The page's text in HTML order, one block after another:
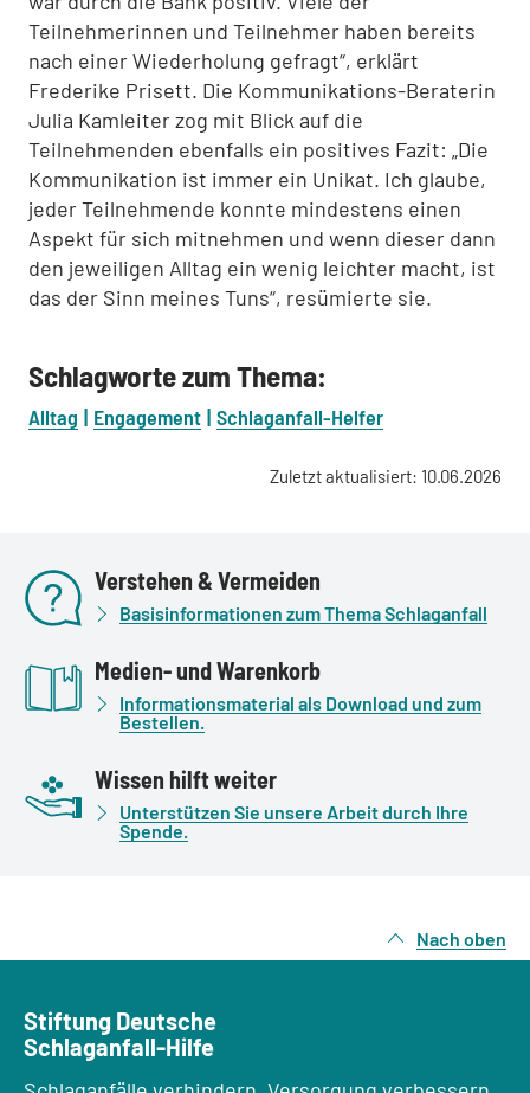
Teilnehmerinnen und Teilnehmer haben bereits
nach einer Wiederholung gefragt“, erklärt
Frederike Prisett. Die Kommunikations-Beraterin
Julia Kamleiter zog mit Blick auf die
Teilnehmenden ebenfalls ein positives Fazit: „Die
Kommunikation ist immer ein Unikat. Ich glaube,
jeder Teilnehmende konnte mindestens einen
Aspekt für sich mitnehmen und wenn dieser dann
den jeweiligen Alltag ein wenig leichter macht, ist
das der Sinn meines Tuns“, resümierte sie.
Schlagworte zum Thema:
Alltag Engagement Schlaganfall-Helfer
Zuletzt aktualisiert: 10.06.2026
Verstehen & Vermeiden
Basisinformationen zum Thema Schlaganfall
Medien- und Warenkorb
Informationsmaterial als Download und zum
Bestellen.
Wissen hilft weiter
Unterstützen Sie unsere Arbeit durch Ihre
Spende.
Nach oben
Stiftung Deutsche
Schlaganfall-Hilfe